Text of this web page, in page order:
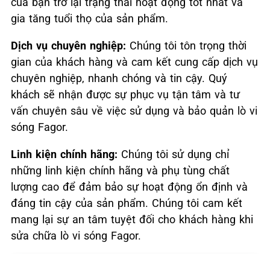
gia tăng tuổi thọ của sản phẩm.
Dịch vụ chuyên nghiệp: Chúng tôi tôn trọng thời
gian của khách hàng và cam kết cung cấp dịch vụ
chuyên nghiệp, nhanh chóng và tin cậy. Quý
khách sẽ nhận được sự phục vụ tận tâm và tư
vấn chuyên sâu về việc sử dụng và bảo quản lò vi
sóng Fagor.
Linh kiện chính hãng: Chúng tôi sử dụng chỉ
những linh kiện chính hãng và phụ tùng chất
lượng cao để đảm bảo sự hoạt động ổn định và
đáng tin cậy của sản phẩm. Chúng tôi cam kết
mang lại sự an tâm tuyệt đối cho khách hàng khi
sửa chữa lò vi sóng Fagor.